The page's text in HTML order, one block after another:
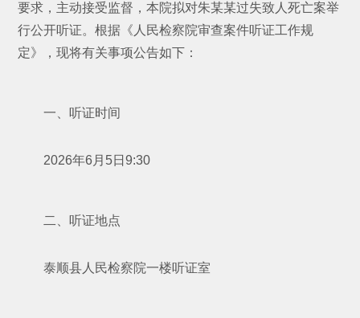
要求，主动接受监督，本院拟对朱某某过失致人死亡案举
行公开听证。根据《人民检察院审查案件听证工作规
定》，现将有关事项公告如下：
一、听证时间
2026年6月5日9:30
二、听证地点
泰顺县人民检察院一楼听证室